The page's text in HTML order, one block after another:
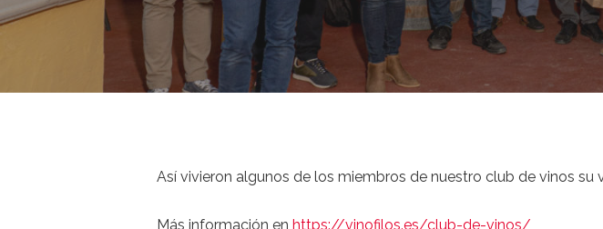
Así vivieron algunos de los miembros de nuestro club de vinos su
Más información enhttps://vinofilos.es/club-de-vinos/